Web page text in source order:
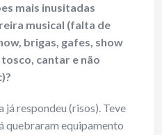
mais inusitadas
musical (falta de
brigas, gafes, show
cantar e não
já respondeu (risos). Teve
quebraram equipamento